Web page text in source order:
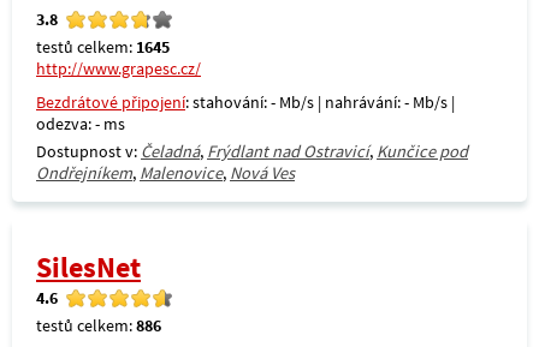
3.8
testů celkem: 1645
http://www.grapesc.cz/
Bezdrátové připojení: stahování: - Mb/s | nahrávání: - Mb/s |
odezva: - ms
Dostupnost v: Čeladná, Frýdlant nad Ostravicí, Kunčice pod
Ondřejníkem, Malenovice, Nová Ves
SilesNet
4.6
testů celkem:886